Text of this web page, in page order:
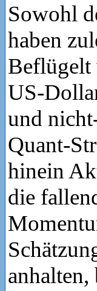
Sowohl
haben
Beflügelt
US-
und
Quant-
hinein
die